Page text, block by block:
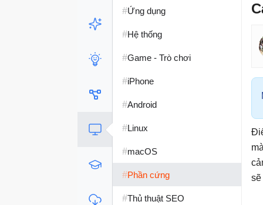
sẽ
#Ứng dụng
#Hệ thống
#Game - Trò chơi
#iPhone
#Android
#Linux
#macOS
#Phần cứng
#Thủ thuật SEO